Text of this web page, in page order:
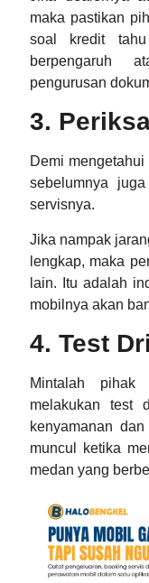
maka pastikan
soal kredit
berpengaruh
pengurusan
3.
Demi
sebelumnya
servisnya.
Jika nampak
lengkap, maka
lain. Itu adalah
mobilnya akan
4. Test
Mintalah pihak
melakukan test
kenyamanan
muncul ketika
medan yang